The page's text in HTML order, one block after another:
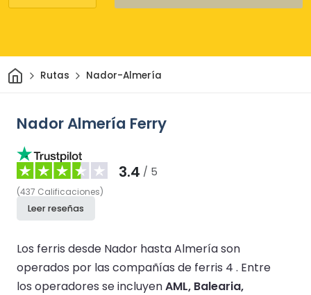
InicioRutas Nador-Almería
Nador Almería Ferry
3.4 / 5
(437 Calificaciones)
Leer reseñas
Los ferris desde Nador hasta Almería son
operados por las compañías de ferris 4 . Entre
los operadores se incluyenAML, Balearia,